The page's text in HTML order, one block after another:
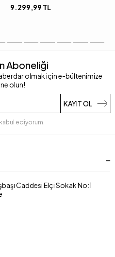
9.299,99 TL
Aboneliği
olmak için e-bültenimize
olun!
KAYIT OL
ediyorum.
Caddesi Elçi Sokak No:1